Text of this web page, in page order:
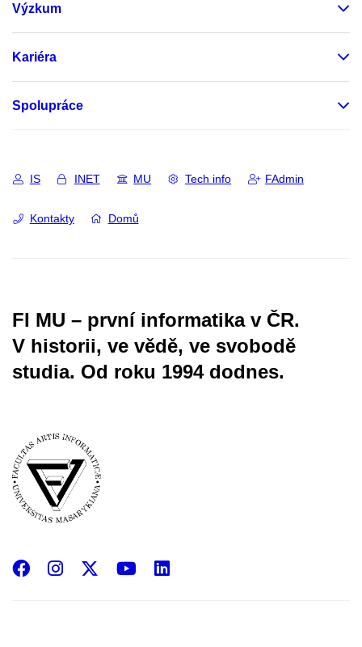
Výzkum
Kariéra
Spolupráce
IS INET MU Tech info FAdmin
Kontakty Domů
FI MU – první informatika v ČR.
V historii, ve vědě, ve svobodě
studia. Od roku 1994 dodnes.
Facebook
InstagramYouTube